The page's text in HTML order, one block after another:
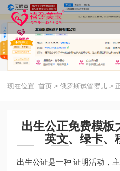
现在位置: 首页 > 俄罗斯试管婴儿 >
出生公正免费模板
英文、绿卡、
出生公证是一种 证明活动，